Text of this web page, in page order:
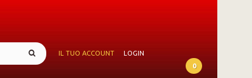
IL TUO ACCOUNT
LOGIN
0